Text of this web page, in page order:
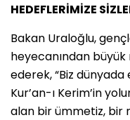
HEDEFLERİMİZE
Bakan Uraloğlu,
heyecanından
ederek, “Biz
Kur’an-ı Kerim’in
alan bir ümmetiz, bir